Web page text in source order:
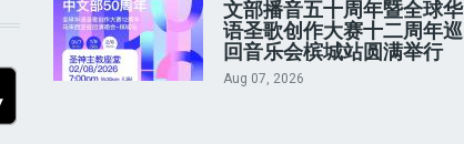
文部播音五十周年暨全球华
语圣歌创作大赛十二周年巡
回音乐会槟城站圆满举行
Aug 07, 2026